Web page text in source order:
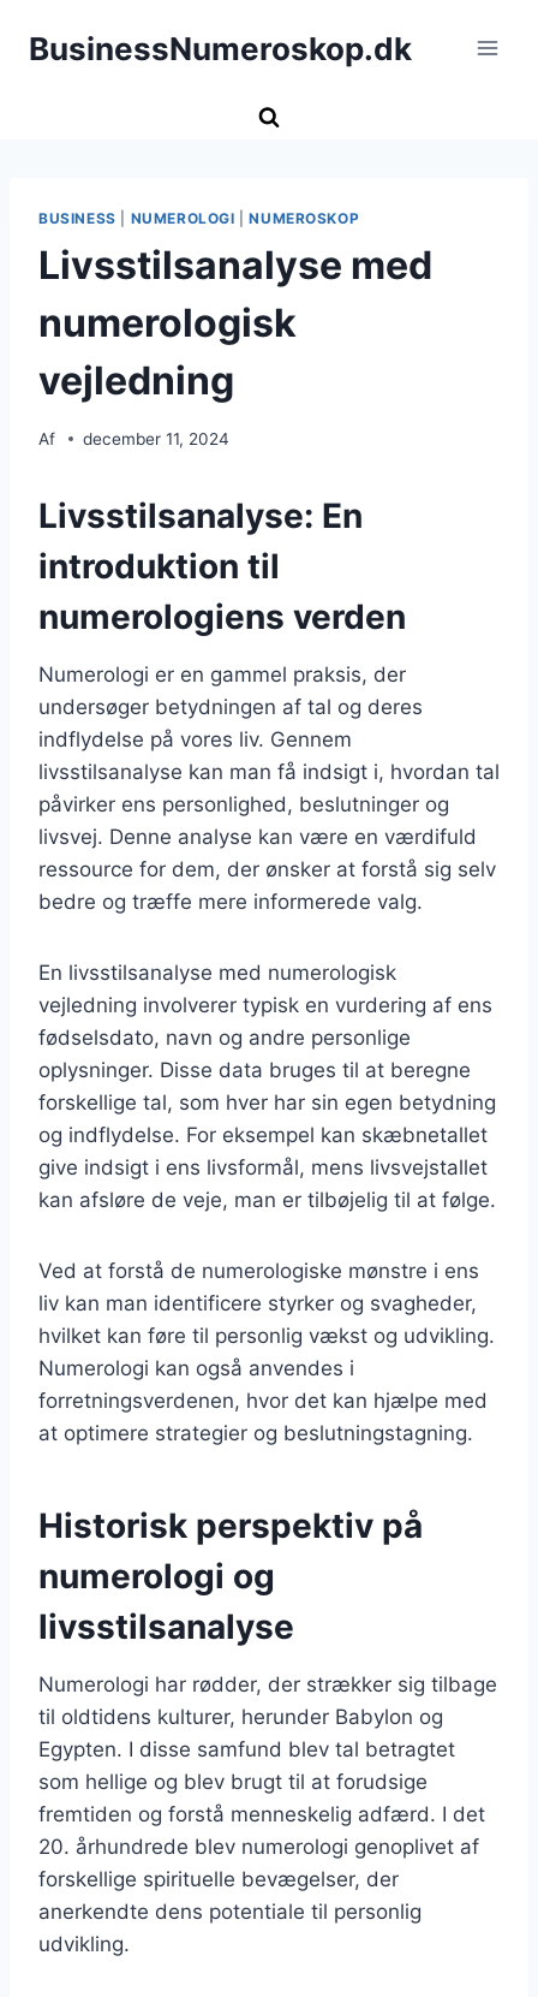
BusinessNumeroskop.dk
BUSINESS NUMEROLOGI |NUMEROSKOP
Livsstilsanalyse med
numerologisk
vejledning
Af december 11, 2024
Livsstilsanalyse: En
introduktion til
numerologiens verden
Numerologi er en gammel praksis, der
undersøger betydningen af tal og deres
indflydelse på vores liv. Gennem
livsstilsanalyse kan man få indsigt i, hvordan tal
påvirker ens personlighed, beslutninger og
livsvej. Denne analyse kan være en værdifuld
ressource for dem, der ønsker at forstå sig selv
bedre og træffe mere informerede valg.
En livsstilsanalyse med numerologisk
vejledning involverer typisk en vurdering af ens
fødselsdato, navn og andre personlige
oplysninger. Disse data bruges til at beregne
forskellige tal, som hver har sin egen betydning
og indflydelse. For eksempel kan skæbnetallet
give indsigt i ens livsformål, mens livsvejstallet
kan afsløre de veje, man er tilbøjelig til at følge.
Ved at forstå de numerologiske mønstre i ens
liv kan man identificere styrker og svagheder,
hvilket kan føre til personlig vækst og udvikling.
Numerologi kan også anvendes i
forretningsverdenen, hvor det kan hjælpe med
at optimere strategier og beslutningstagning.
Historisk perspektiv på
numerologi og
livsstilsanalyse
Numerologi har rødder, der strækker sig tilbage
til oldtidens kulturer, herunder Babylon og
Egypten. I disse samfund blev tal betragtet
som hellige og blev brugt til at forudsige
fremtiden og forstå menneskelig adfærd. I det
20. århundrede blev numerologi genoplivet af
forskellige spirituelle bevægelser, der
anerkendte dens potentiale til personlig
udvikling.